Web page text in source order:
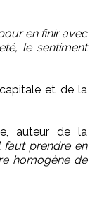
en finir avec
le sentiment
et de la
auteur de la
faut prendre en
homogène de